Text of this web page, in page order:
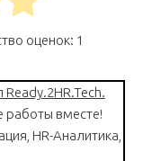
оценок: 1
работы вместе!
HR-Аналитика,